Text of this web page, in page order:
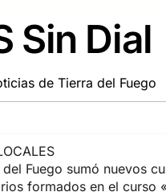
Sin Dial
de Tierra del Fuego
Fuego sumó nuevos
formados en el curso